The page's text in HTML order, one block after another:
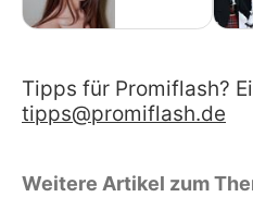
Tipps für Promiflash?
tipps@promiflash.de
Weitere Artikel zum